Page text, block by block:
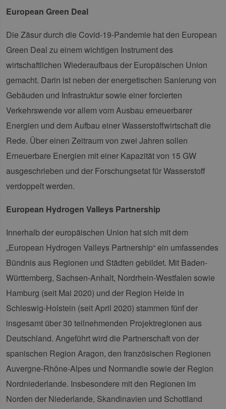
European Green Deal
Die Zäsur durch die Covid-19-Pandemie hat den European
Green Deal zu einem wichtigen Instrument des
wirtschaftlichen Wiederaufbaus der Europäischen Union
gemacht. Darin ist neben der energetischen Sanierung von
Gebäuden und Infrastruktur sowie einer forcierten
Verkehrswende vor allem vom Ausbau erneuerbarer
Energien und dem Aufbau einer Wasserstoffwirtschaft die
Rede. Über einen Zeitraum von zwei Jahren sollen
Erneuerbare Energien mit einer Kapazität von 15 GW
ausgeschrieben und der Forschungsetat für Wasserstoff
verdoppelt werden.
European Hydrogen Valleys Partnership
Innerhalb der europäischen Union hat sich mit dem
„European Hydrogen Valleys Partnership“ ein umfassendes
Bündnis aus Regionen und Städten gebildet. Mit Baden-
Württemberg, Sachsen-Anhalt, Nordrhein-Westfalen sowie
Hamburg (seit Mai 2020) und der Region Heide in
Schleswig-Holstein (seit April 2020) stammen fünf der
insgesamt über 30 teilnehmenden Projektregionen aus
Deutschland. Angeführt wird die Partnerschaft von der
spanischen Region Aragon, den französischen Regionen
Auvergne-Rhône-Alpes und Normandie sowie der Region
Nordniederlande. Insbesondere mit den Regionen im
Norden der Niederlande, Skandinavien und Schottland